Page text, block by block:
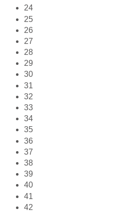
24
25
26
27
28
29
30
31
32
33
34
35
36
37
38
39
40
41
42